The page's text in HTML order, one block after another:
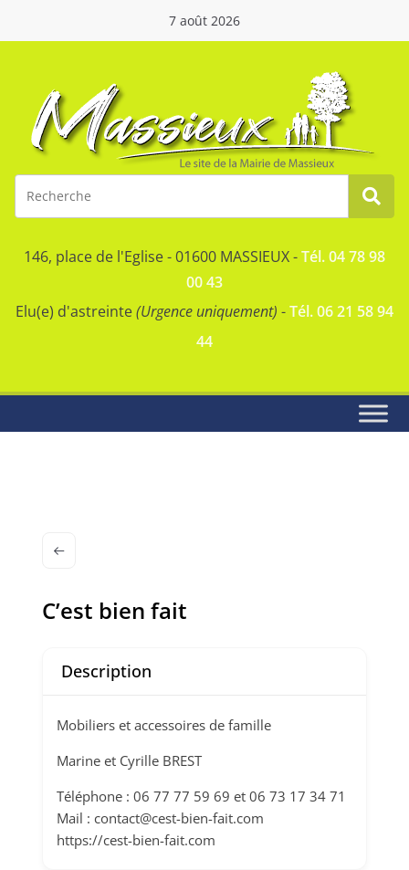
7 août 2026
146, place de l'Eglise - 01600 MASSIEUX -Tél. 04 78 98
00 43
Elu(e) d'astreinte(Urgence uniquement) -Tél. 06 21 58 94
44
C’est bien fait
Description
Mobiliers et accessoires de famille
Marine et Cyrille BREST
Téléphone : 06 77 77 59 69 et 06 73 17 34 71
Mail : contact@cest-bien-fait.com
https://cest-bien-fait.com